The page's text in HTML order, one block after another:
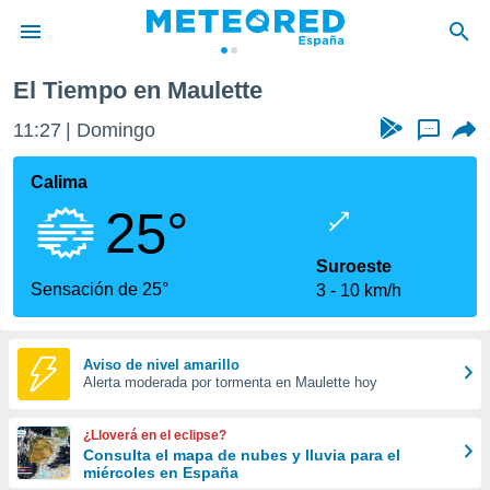
de
por
que se
calidad.
a este
las
y
forma
digital
basada
El Tiempo en Maulette
11:27 Domingo ...
Calima
25°
Sensación de 25°
Suroeste
3
10 km/h
Aviso de nivel amarillo
Alerta moderada por tormenta en Maulette hoy
¿Lloverá en el eclipse?
Consulta el mapa de nubes y lluvia para el
miércoles en España